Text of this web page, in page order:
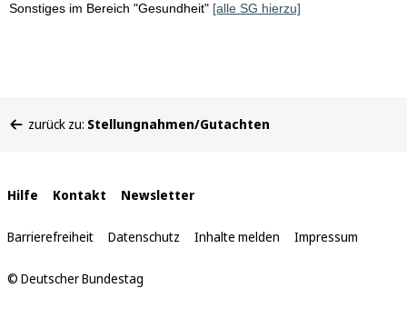
Sonstiges im Bereich "Gesundheit" [alle SG hierzu]
befinden
zurück zu: Stellungnahmen/Gutachten
Interne
Links
Hilfe Kontakt Newsletter
Barrierefreiheit Datenschutz Inhalte melden Impressum
© Deutscher Bundestag